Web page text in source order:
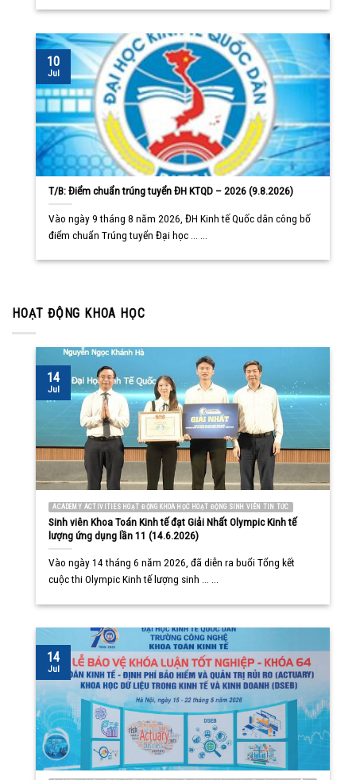
T/B: Điểm chuẩn trúng tuyển ĐH KTQD – 2026 (9.8.2026)
Vào ngày 9 tháng 8 năm 2026, ĐH Kinh tế Quốc dân công bố
điểm chuẩn Trúng tuyển Đại học ... ...
10
Jul
HOẠT ĐỘNG KHOA HỌC
ACADEMY ACTIVITIES HOẠT ĐỘNG KHOA HỌC HOẠT ĐỘNG SINH VIÊN TIN TỨC
Sinh viên Khoa Toán Kinh tế đạt Giải Nhất Olympic Kinh tế
lượng ứng dụng lần 11 (14.6.2026)
Vào ngày 14 tháng 6 năm 2026, đã diễn ra buổi Tổng kết
cuộc thi Olympic Kinh tế lượng sinh ... ...
14
Jul
14
Jul